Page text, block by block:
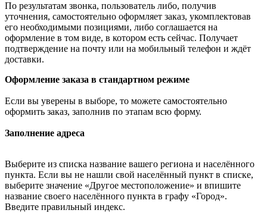
По результатам звонка, пользователь либо, получив
уточнения, самостоятельно оформляет заказ, укомплектовав
его необходимыми позициями, либо соглашается на
оформление в том виде, в котором есть сейчас. Получает
подтверждение на почту или на мобильный телефон и ждёт
доставки.
Оформление заказа в стандартном режиме
Если вы уверены в выборе, то можете самостоятельно
оформить заказ, заполнив по этапам всю форму.
Заполнение адреса
Выберите из списка название вашего региона и населённого
пункта. Если вы не нашли свой населённый пункт в списке,
выберите значение «Другое местоположение» и впишите
название своего населённого пункта в графу «Город».
Введите правильный индекс.